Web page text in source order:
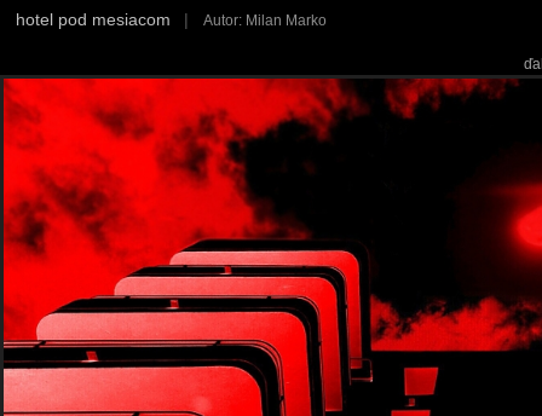
hotel pod mesiacom | Autor: Milan Marko